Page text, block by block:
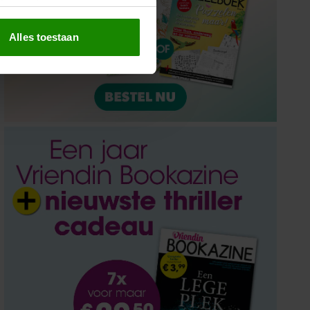
partners voor social
die u aan ze heeft
Alles toestaan